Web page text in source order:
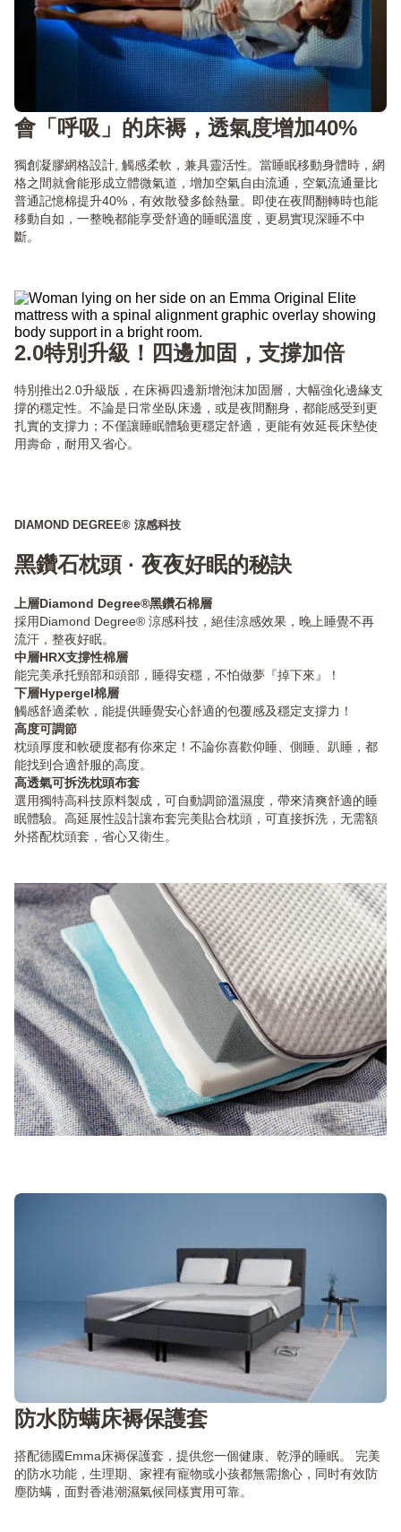
會「呼吸」的床褥，透氣度增加40%
獨創凝膠網格設計, 觸感柔軟，兼具靈活性。當睡眠移動身體時，網
格之間就會能形成立體微氣道，增加空氣自由流通，空氣流通量比
普通記憶棉提升40%，有效散發多餘熱量。即使在夜間翻轉時也能
移動自如，一整晚都能享受舒適的睡眠溫度，更易實現深睡不中
斷。
2.0特別升級！四邊加固，支撐加倍
特別推出2.0升級版，在床褥四邊新增泡沫加固層，大幅強化邊緣支
撐的穩定性。不論是日常坐臥床邊，或是夜間翻身，都能感受到更
扎實的支撐力；不僅讓睡眠體驗更穩定舒適，更能有效延長床墊使
用壽命，耐用又省心。
DIAMOND DEGREE® 涼感科技
黑鑽石枕頭 · 夜夜好眠的秘訣
上層Diamond Degree®黑鑽石棉層
採用Diamond Degree® 涼感科技，絕佳涼感效果，晚上睡覺不再
流汗，整夜好眠。
中層HRX支撐性棉層
能完美承托頸部和頭部，睡得安穩，不怕做夢『掉下來』！
下層Hypergel棉層
觸感舒適柔軟，能提供睡覺安心舒適的包覆感及穩定支撐力！
高度可調節
枕頭厚度和軟硬度都有你來定！不論你喜歡仰睡、側睡、趴睡，都
能找到合適舒服的高度。
高透氣可拆洗枕頭布套
選用獨特高科技原料製成，可自動調節溫濕度，帶來清爽舒適的睡
眠體驗。高延展性設計讓布套完美貼合枕頭，可直接拆洗，无需額
外搭配枕頭套，省心又衛生。
防水防螨床褥保護套
搭配德國Emma床褥保護套，提供您一個健康、乾淨的睡眠。 完美
的防水功能，生理期、家裡有寵物或小孩都無需擔心，同时有效防
塵防螨，面對香港潮濕氣候同樣實用可靠。